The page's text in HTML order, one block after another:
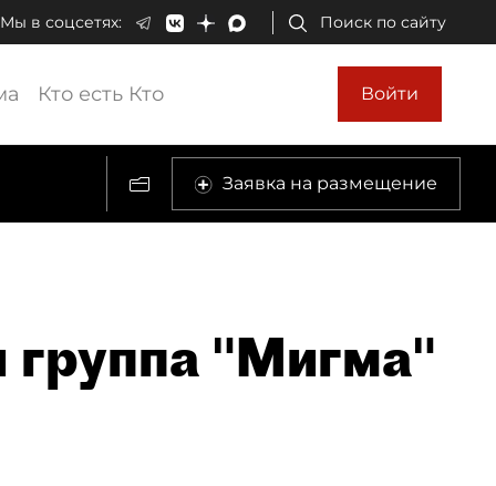
Мы в соцсетях: Поиск по сайту
Кто есть Кто Войти
Заявка на размещение
группа "Мигма"